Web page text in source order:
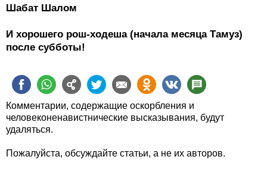
Шабат Шалом
И хорошего рош-ходеша (начала месяца Тамуз)
после субботы!
Комментарии, содержащие оскорбления и
человеконенавистнические высказывания, будут
удаляться.
Пожалуйста, обсуждайте статьи, а не их авторов.